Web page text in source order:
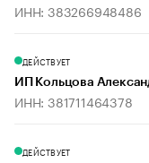
ИНН: 383266948486
ДЕЙСТВУЕТ
ИП Кольцова
ИНН: 381711464378
ДЕЙСТВУЕТ